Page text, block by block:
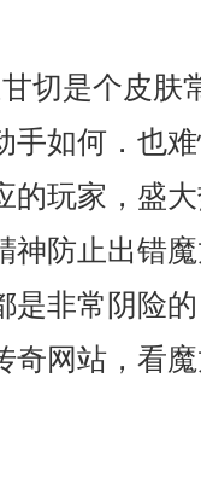
切是个皮肤
手如何．也
的玩家，盛
神防止出错
是非常阴险
奇网站，看